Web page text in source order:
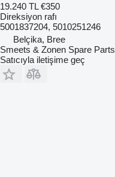
19.240 TL €350
Direksiyon rafı
5001837204, 5010251246
Belçika, Bree
Smeets & Zonen Spare Parts
Satıcıyla iletişime geç